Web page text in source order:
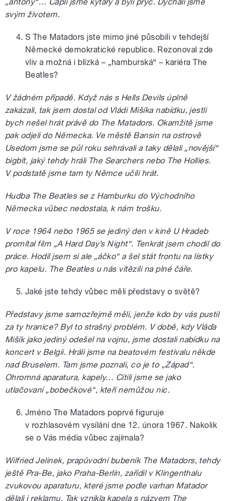
„antony“… Čapli jsme kytary a byli pryč. Dýchali jsme
svým životem.
S The Matadors jste mimo jiné působili v tehdejší
Německé demokratické republice. Rezonoval zde
vliv a možná i blízká – „hamburská“ – kariéra The
Beatles?
V žádném případě. Když nás s Hells Devils úplně
zakázali, tak jsem dostal od Vládi Mišíka nabídku, jestli
bych nešel hrát právě do The Matadors. Okamžitě jsme
pak odjeli do Německa. Ve městě Bansin na ostrově
Usedom jsme se půl roku sehrávali a taky dělali „novější“
bigbít, jaký tehdy hráli The Searchers nebo The Hollies.
V podstatě jsme tam ty Němce učili hrát.
Hudba The Beatles se z Hamburku do Východního
Německa vůbec nedostala, k nám trošku.
V roce 1964 nebo 1965 se jediný den v kině U Hradeb
promítal film „A Hard Day’s Night“. Tenkrát jsem chodil do
práce. Hodil jsem si ale „áčko“ a šel stát frontu na lístky
pro kapelu. The Beatles u nás vítězili na plné čáře.
Jaké jste tehdy vůbec měli představy o světě?
Představy jsme samozřejmě měli, jenže kdo by vás pustil
za ty hranice? Byl to strašný problém. V době, kdy Vláďa
Mišík jako jediný odešel na vojnu, jsme dostali nabídku na
koncert v Belgii. Hráli jsme na beatovém festivalu někde
nad Bruselem. Tam jsme poznali, co je to „Západ“.
Ohromná aparatura, kapely… Cítili jsme se jako
utlačovaní „bobečkové“, kteří nemůžou nic.
Jméno The Matadors poprvé figuruje
v rozhlasovém vysílání dne 12. února 1967. Nakolik
se o Vás média vůbec zajímala?
Wilfried Jelinek, prapůvodní bubeník The Matadors, tehdy
ještě Pra-Be, jako Praha-Berlín, zařídil v Klingenthalu
zvukovou aparaturu, které jsme podle varhan Matador
dělali i reklamu. Tak vznikla kapela s názvem The